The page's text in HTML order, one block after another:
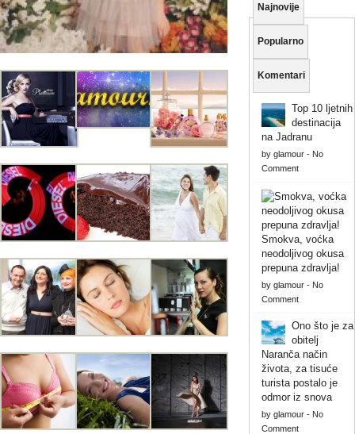
Najnovije
Popularno
Komentari
Top 10 ljetnih
destinacija
na Jadranu
by glamour- No
Comment
Smokva, voćka
neodoljivog okusa
prepuna zdravlja!
by glamour- No
Comment
Ono što je za
obitelj
Naranča način
života, za tisuće
turista postalo je
odmor iz snova
by glamour- No
Comment